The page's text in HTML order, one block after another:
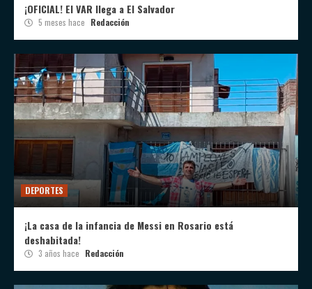
¡OFICIAL! El VAR llega a El Salvador
5 meses hace Redacción
DEPORTES
¡La casa de la infancia de Messi en Rosario está
deshabitada!
3 años hace Redacción